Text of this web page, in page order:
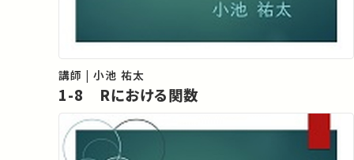
講師 | 小池 祐太
1-8 Rにおける関数